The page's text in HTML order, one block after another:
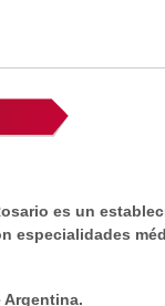
es un
especialidades
Argentina.